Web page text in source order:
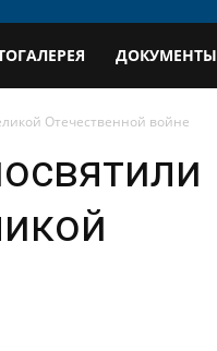
ДОКУМЕНТЫ
Отечественной войне